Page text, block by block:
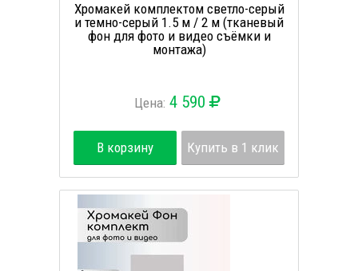
Хромакей комплектом светло-серый
и темно-серый 1.5 м / 2 м (тканевый
фон для фото и видео съёмки и
монтажа)
Цена: 4 590
В корзину Купить в 1 клик